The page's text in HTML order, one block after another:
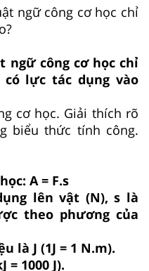
ngữ công cơ học chỉ
ngữ công cơ học chỉ
lực tác dụng vào
cơ học. Giải thích rõ
biểu thức tính công.
A = F.s
lên vật (N), s là
theo phương của
là J (1J = 1 N.m).
1000 J).